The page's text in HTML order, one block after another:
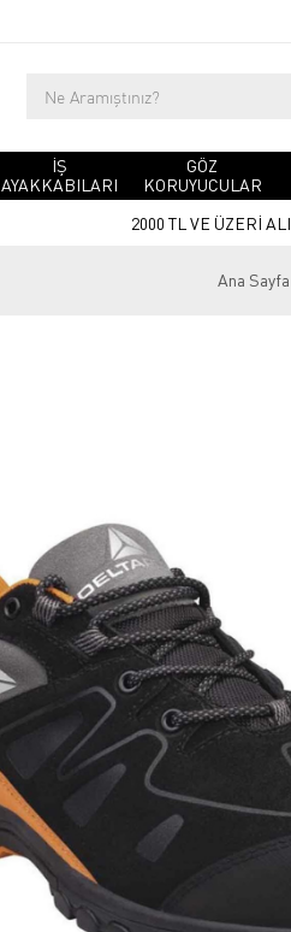
İŞ
AYAKKABILARI
GÖZ
KORUYUCULAR
2000 TL VE ÜZERİ
Ana Sayfa